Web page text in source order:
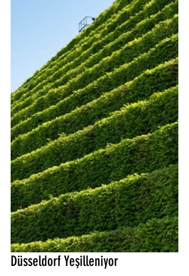
Düsseldorf Yeşilleniyor